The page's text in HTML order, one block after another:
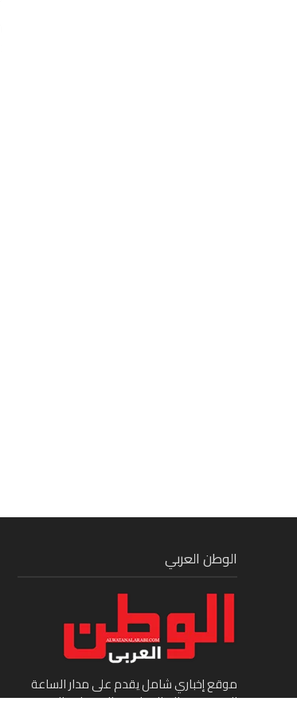
الوطن العربي
موقع إخباري شامل يقدم على مدار الساعة
الجديد في عالم السياسة والاقتصاد والفن